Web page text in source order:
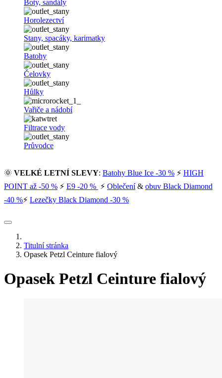
Boty, sandály
Horolezectví
Stany, spacáky, karimatky
Batohy
Čelovky
Hůlky
Vařiče a nádobí
Filtrace vody
Průvodce
🌞 VELKÉ LETNÍ SLEVY: Batohy Blue Ice -30 % ⚡ HIGH
POINT až -50 % ⚡ E9 -20 % ⚡ Oblečení& obuv Black Diamond
-40 %⚡ Lezečky Black Diamond -30 %
Titulní stránka
Opasek Petzl Ceinture fialový
Opasek Petzl Ceinture fialový